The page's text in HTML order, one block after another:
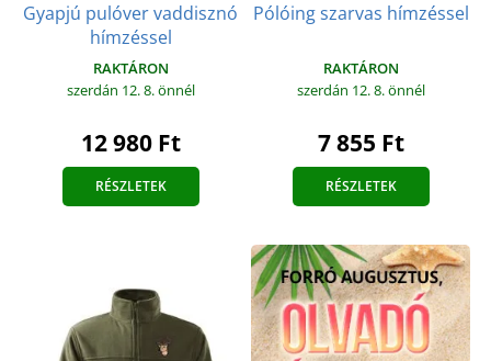
Gyapjú pulóver vaddisznó
hímzéssel
RAKTÁRON
szerdán 12. 8.önnél
12 980 Ft
RÉSZLETEK
Pólóing szarvas hímzéssel
RAKTÁRON
szerdán 12. 8.önnél
7 855 Ft
RÉSZLETEK